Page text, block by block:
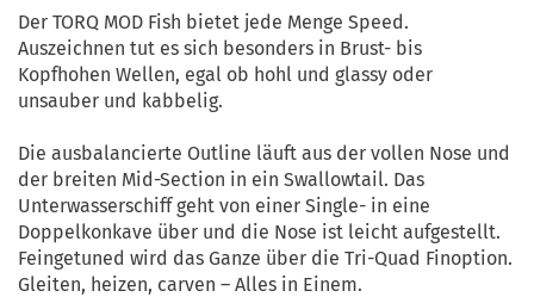
Der TORQ MOD Fish bietet jede Menge Speed.
Auszeichnen tut es sich besonders in Brust- bis
Kopfhohen Wellen, egal ob hohl und glassy oder
unsauber und kabbelig.
Die ausbalancierte Outline läuft aus der vollen Nose und
der breiten Mid-Section in ein Swallowtail. Das
Unterwasserschiff geht von einer Single- in eine
Doppelkonkave über und die Nose ist leicht aufgestellt.
Feingetuned wird das Ganze über die Tri-Quad Finoption.
Gleiten, heizen, carven – Alles in Einem.